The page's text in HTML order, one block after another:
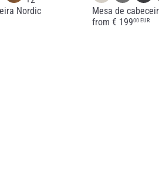
Nordic
Mesa de
from € 19900 EUR